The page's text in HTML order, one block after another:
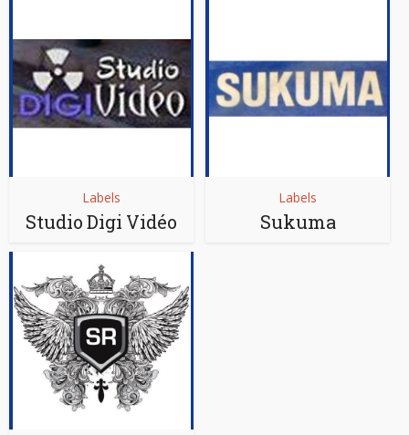
Labels
Studio Digi Vidéo
Labels
Sukuma